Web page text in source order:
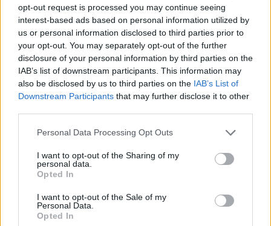
opt-out request is processed you may continue seeing
interest-based ads based on personal information utilized by
us or personal information disclosed to third parties prior to
your opt-out. You may separately opt-out of the further
disclosure of your personal information by third parties on the
IAB’s list of downstream participants. This information may
also be disclosed by us to third parties on the IAB’s List of
Downstream Participants that may further disclose it to other
Please note that this website/app uses one or more Google
not limited to your visit or usage behaviour. You may click to
grant or deny consent to Google and its third-party tags to
use your data for below specified purposes in below Google
consent section.
Personal Data Processing Opt Outs
I want to opt-out of the Sharing of my
personal data.
Opted In
I want to opt-out of the Sale of my
Personal Data.
Opted In
Balhé (Beef)
Daisy Jones and the Six
Fargo
Fellow Travelers
Minden kémia (Lessons in Chemistry)
Ricky Gervais: Armageddon
Trevor Noah: Where Was I
Chris Rock: Selective Outrage
Amy Schumer: Emergency Contact